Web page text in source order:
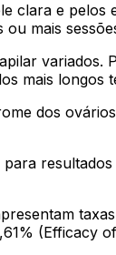
clara e
mais
mais
dos
(Efficacy